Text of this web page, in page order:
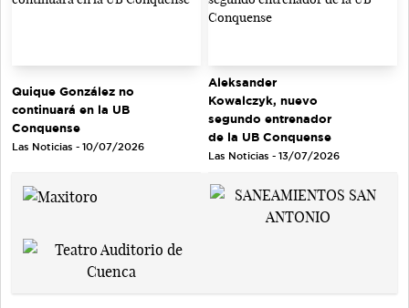
Quique González no
continuará en la UB
Conquense
Las Noticias - 10/07/2026
Aleksander
Kowalczyk, nuevo
segundo entrenador
de la UB Conquense
Las Noticias - 13/07/2026